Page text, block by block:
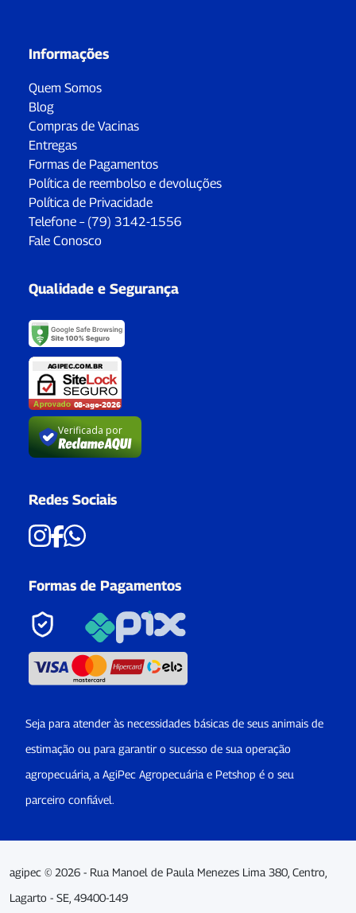
Informações
Quem Somos
Blog
Compras de Vacinas
Entregas
Formas de Pagamentos
Política de reembolso e devoluções
Política de Privacidade
Telefone – (79) 3142-1556
Fale Conosco
Qualidade e Segurança
Verificada por
Redes Sociais
Formas de Pagamentos
Seja para atender às necessidades básicas de seus animais de
estimação ou para garantir o sucesso de sua operação
agropecuária, a AgiPec Agropecuária e Petshop é o seu
parceiro confiável.
agipec © 2026 - Rua Manoel de Paula Menezes Lima 380, Centro,
Lagarto - SE, 49400-149